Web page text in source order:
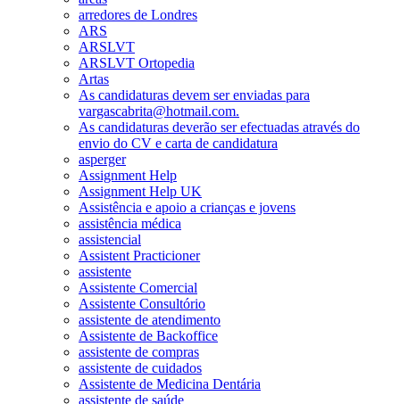
arredores de Londres
ARS
ARSLVT
ARSLVT Ortopedia
Artas
As candidaturas devem ser enviadas para
vargascabrita@hotmail.com.
As candidaturas deverão ser efectuadas através do
envio do CV e carta de candidatura
asperger
Assignment Help
Assignment Help UK
Assistência e apoio a crianças e jovens
assistência médica
assistencial
Assistent Practicioner
assistente
Assistente Comercial
Assistente Consultório
assistente de atendimento
Assistente de Backoffice
assistente de compras
assistente de cuidados
Assistente de Medicina Dentária
assistente de saúde